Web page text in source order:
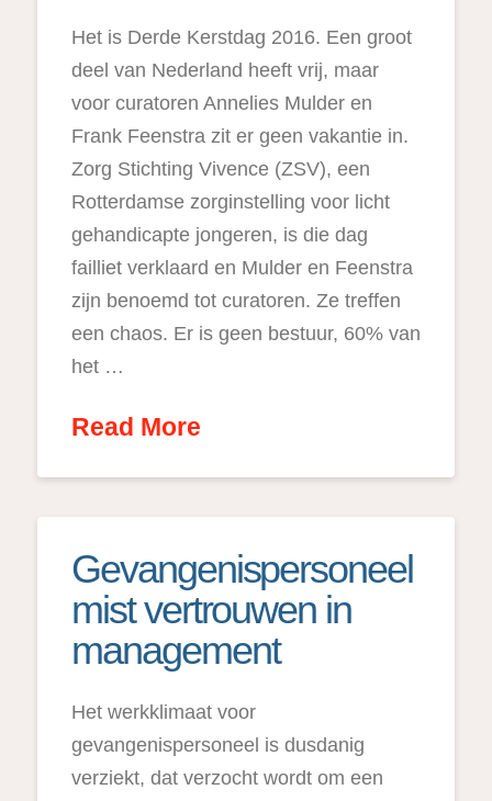
Het is Derde Kerstdag 2016. Een groot
deel van Nederland heeft vrij, maar
voor curatoren Annelies Mulder en
Frank Feenstra zit er geen vakantie in.
Zorg Stichting Vivence (ZSV), een
Rotterdamse zorginstelling voor licht
gehandicapte jongeren, is die dag
failliet verklaard en Mulder en Feenstra
zijn benoemd tot curatoren. Ze treffen
een chaos. Er is geen bestuur, 60% van
het …
Read More
Gevangenispersoneel
mist vertrouwen in
management
Het werkklimaat voor
gevangenispersoneel is dusdanig
verziekt, dat verzocht wordt om een